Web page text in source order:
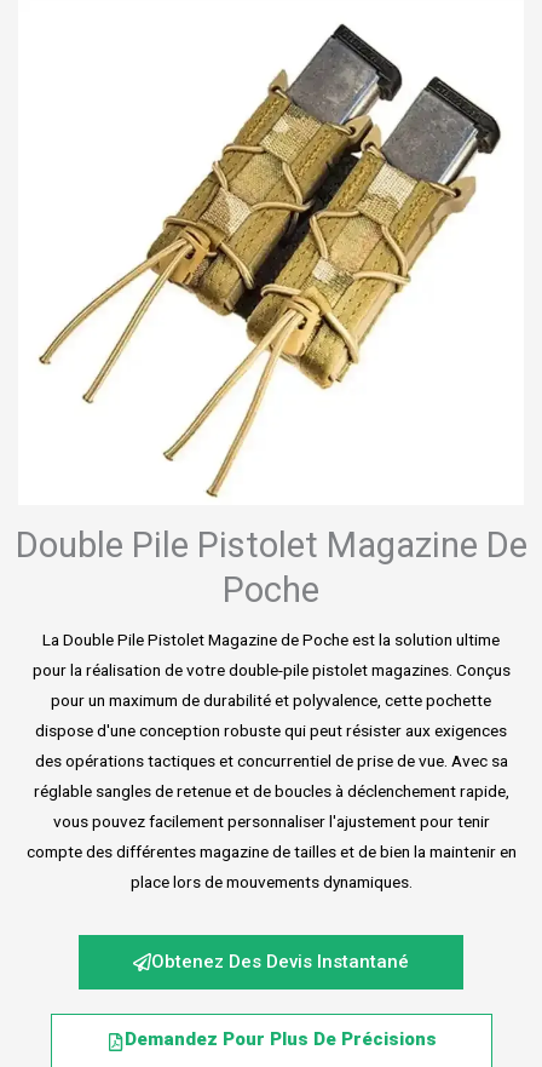
Double Pile Pistolet Magazine De
Poche
La Double Pile Pistolet Magazine de Poche est la solution ultime
pour la réalisation de votre double-pile pistolet magazines. Conçus
pour un maximum de durabilité et polyvalence, cette pochette
dispose d'une conception robuste qui peut résister aux exigences
des opérations tactiques et concurrentiel de prise de vue. Avec sa
réglable sangles de retenue et de boucles à déclenchement rapide,
vous pouvez facilement personnaliser l'ajustement pour tenir
compte des différentes magazine de tailles et de bien la maintenir en
place lors de mouvements dynamiques.
Obtenez Des Devis Instantané
Demandez Pour Plus De Précisions